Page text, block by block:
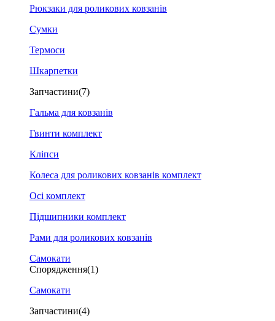
Рюкзаки для роликових ковзанів
Сумки
Термоси
Шкарпетки
Запчастини(7)
Гальма для ковзанів
Гвинти комплект
Кліпси
Колеса для роликових ковзанів комплект
Осі комплект
Підшипники комплект
Рами для роликових ковзанів
Самокати
Спорядження(1)
Самокати
Запчастини(4)